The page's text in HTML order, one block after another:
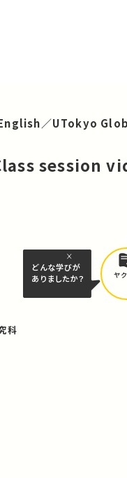
／UTokyo
session
どんな学びが
ありましたか？
ヤ
科